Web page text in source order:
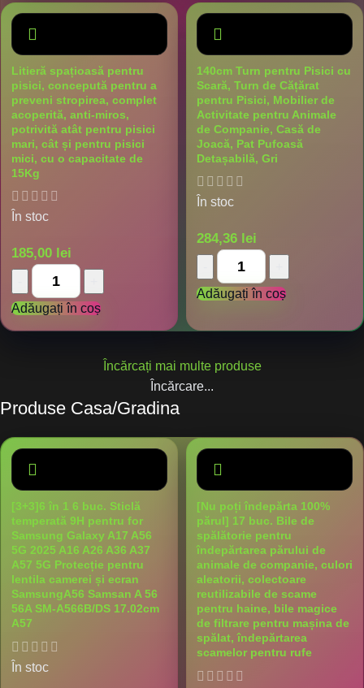
Litieră spațioasă pentru
pisici, concepută pentru a
preveni stropirea, complet
acoperită, anti-miros,
potrivită atât pentru pisici
mari, cât și pentru pisici
mici, cu o capacitate de
15Kg
În stoc
185,00 lei
Adăugați în coș
140cm Turn pentru Pisici cu
Scară, Turn de Cățărat
pentru Pisici, Mobilier de
Activitate pentru Animale
de Companie, Casă de
Joacă, Pat Pufoasă
Detașabilă, Gri
În stoc
284,36 lei
Adăugați în coș
Încărcați mai multe produse
Încărcare...
Produse Casa/Gradina
[3+3]6 în 1 6 buc. Sticlă
temperată 9H pentru for
Samsung Galaxy A17 A56
5G 2025 A16 A26 A36 A37
A57 5G Protecție pentru
lentila camerei și ecran
SamsungA56 Samsan A 56
56A SM-A566B/DS 17.02cm
A57
În stoc
[Nu poți îndepărta 100%
părul] 17 buc. Bile de
spălătorie pentru
îndepărtarea părului de
animale de companie, culori
aleatorii, colectoare
reutilizabile de scame
pentru haine, bile magice
de filtrare pentru mașina de
spălat, îndepărtarea
scamelor pentru rufe